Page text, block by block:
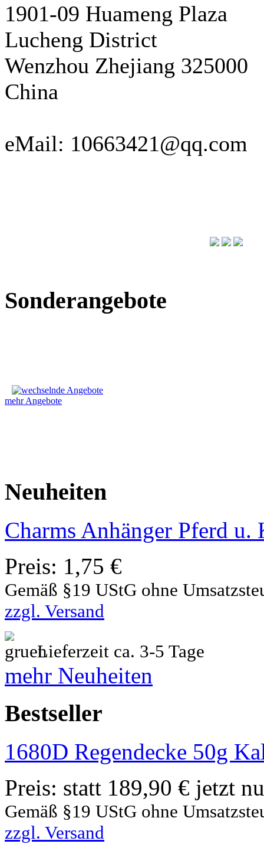
1901-09 Huameng Plaza
Lucheng District
Wenzhou Zhejiang 325000
China
eMail: 10663421@qq.com
Sonderangebote
mehr Angebote
Neuheiten
Charms Anhänger Pferd u.
Preis: 1,75 €
Gemäß §19 UStG ohne
zzgl. Versand
Lieferzeit ca. 3-5 Tage
mehr Neuheiten
Bestseller
1680D Regendecke 50g
Preis: statt 189,90 € jetzt
Gemäß §19 UStG ohne
zzgl. Versand